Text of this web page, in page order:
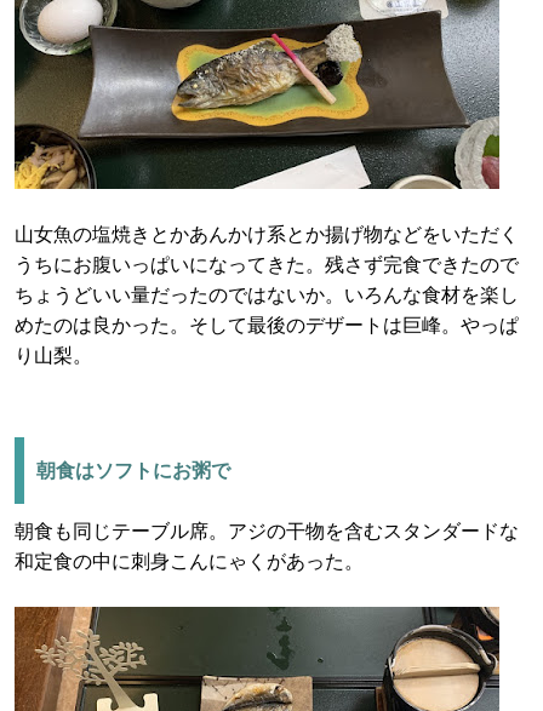
山女魚の塩焼きとかあんかけ系とか揚げ物などをいただく
うちにお腹いっぱいになってきた。残さず完食できたので
ちょうどいい量だったのではないか。いろんな食材を楽し
めたのは良かった。そして最後のデザートは巨峰。やっぱ
り山梨。
朝食はソフトにお粥で
朝食も同じテーブル席。アジの干物を含むスタンダードな
和定食の中に刺身こんにゃくがあった。